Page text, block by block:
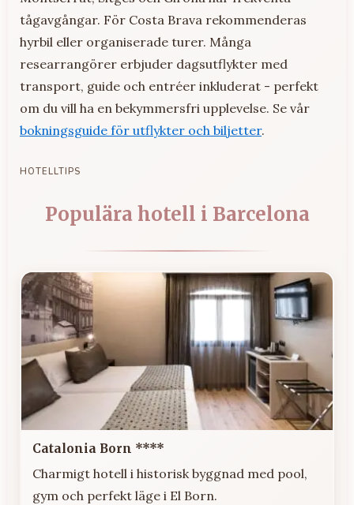
tågavgångar. För Costa Brava rekommenderas
hyrbil eller organiserade turer. Många
researrangörer erbjuder dagsutflykter med
transport, guide och entréer inkluderat - perfekt
om du vill ha en bekymmersfri upplevelse. Se vår
bokningsguide för utflykter och biljetter.
HOTELLTIPS
Populära hotell i Barcelona
Catalonia Born ****
Charmigt hotell i historisk byggnad med pool,
gym och perfekt läge i El Born.